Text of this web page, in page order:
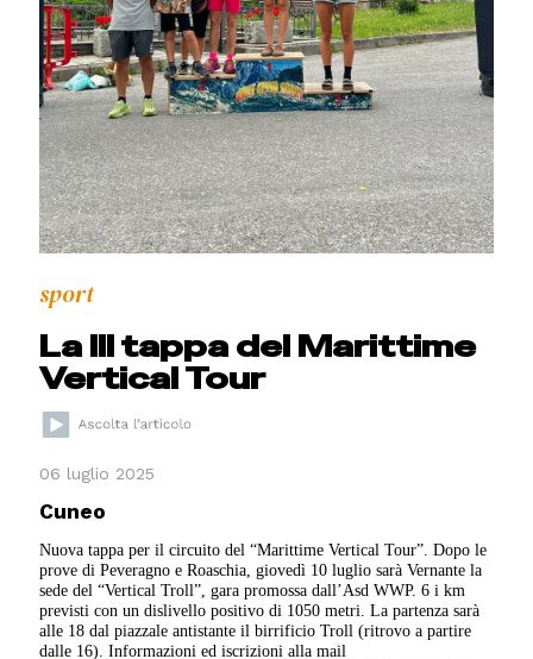
sport
La III tappa del Marittime
Vertical Tour
06 luglio 2025
Cuneo
Nuova tappa per il circuito del “Marittime Vertical Tour”. Dopo le
prove di Peveragno e Roaschia, giovedì 10 luglio sarà Vernante la
sede del “Vertical Troll”, gara promossa dall’Asd WWP. 6 i km
previsti con un dislivello positivo di 1050 metri. La partenza sarà
alle 18 dal piazzale antistante il birrificio Troll (ritrovo a partire
dalle 16). Informazioni ed iscrizioni alla mail